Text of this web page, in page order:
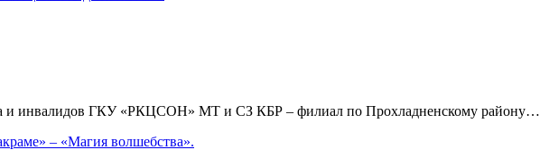
и инвалидов ГКУ «РКЦСОН» МТ и СЗ КБР – филиал по Прохладненскому району…
– «Магия волшебства».